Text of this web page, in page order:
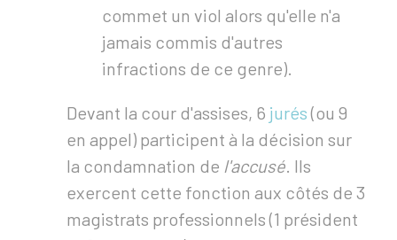
commet un viol alors qu'elle n'a
jamais commis d'autres
infractions de ce genre).
Devant la cour d'assises, 6 jurés(ou 9
en appel) participent à la décision sur
la condamnation de l'accusé. Ils
exercent cette fonction aux côtés de 3
magistrats professionnels (1 président